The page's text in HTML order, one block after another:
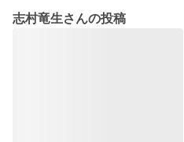
志村竜生さんの投稿